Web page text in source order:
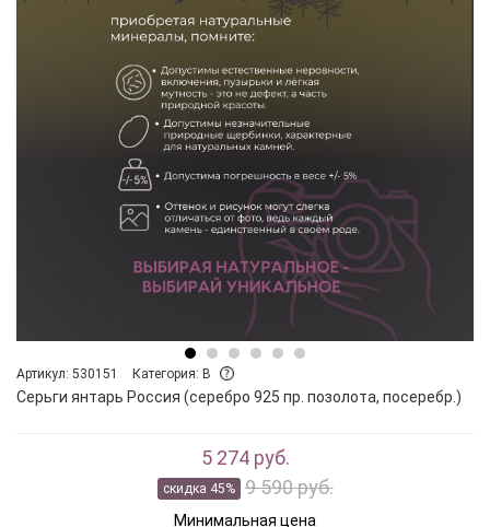
Артикул: 530151 Категория: B
Серьги янтарь Россия (серебро 925 пр. позолота, посеребр.)
5 274 руб.
скидка 45% 9 590 руб.
Минимальная цена